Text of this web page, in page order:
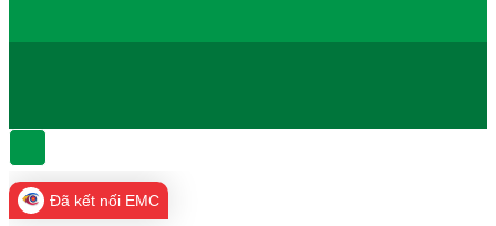
Đã kết nối EMC